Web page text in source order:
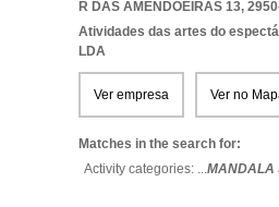
R DAS AMENDOEIRAS 13,
Atividades das artes do
LDA
Ver empresa Ver no
Matches in the search for:
Activity categories: ...MANDALA